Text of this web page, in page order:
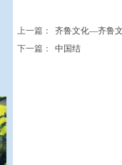
上一篇：
齐鲁文化—齐鲁
下一篇：
中国结